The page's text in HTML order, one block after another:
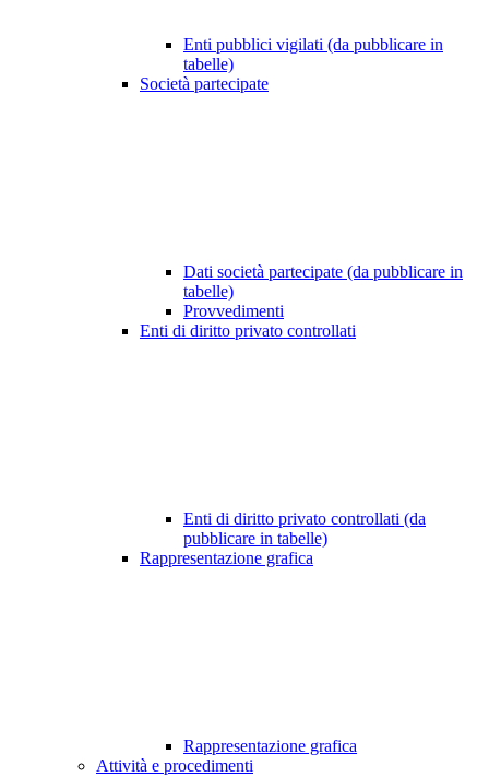
Enti pubblici vigilati (da pubblicare in
tabelle)
Società partecipate
Dati società partecipate (da pubblicare in
tabelle)
Provvedimenti
Enti di diritto privato controllati
Enti di diritto privato controllati (da
pubblicare in tabelle)
Rappresentazione grafica
Rappresentazione grafica
Attività e procedimenti